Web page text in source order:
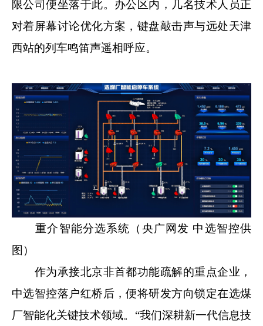
限公司便坐落于此。办公区内，几名技术人员正
对着屏幕讨论优化方案，键盘敲击声与远处天津
西站的列车鸣笛声遥相呼应。
重介智能分选系统（央广网发 中选智控供
图）
作为承接北京非首都功能疏解的重点企业，
中选智控落户红桥后，便将研发方向锁定在选煤
厂智能化关键技术领域。“我们深耕新一代信息技